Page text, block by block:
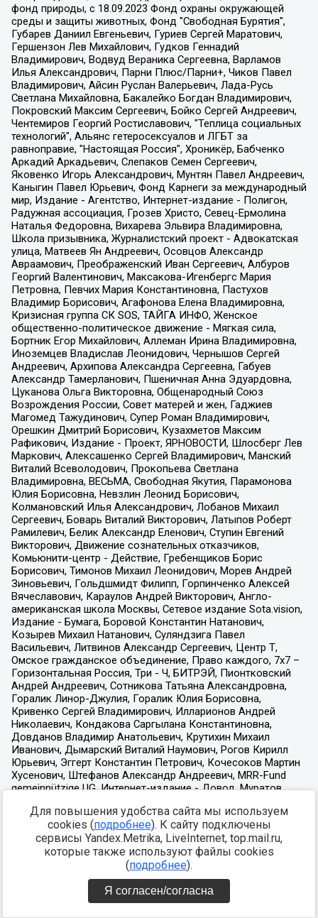
Для повышения удобства сайта мы используем
cookies (подробнее). К сайту подключены
сервисы Yandex.Metrika, LiveInternet, top.mail.ru,
которые также используют файлы cookies
(подробнее).
Я согласен/согласна